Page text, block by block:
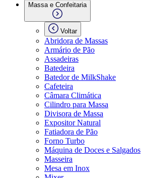
Massa e Confeitaria
Voltar
Abridora de Massas
Armário de Pão
Assadeiras
Batedeira
Batedor de MilkShake
Cafeteira
Câmara Climática
Cilindro para Massa
Divisora de Massa
Expositor Natural
Fatiadora de Pão
Forno Turbo
Máquina de Doces e Salgados
Masseira
Mesa em Inox